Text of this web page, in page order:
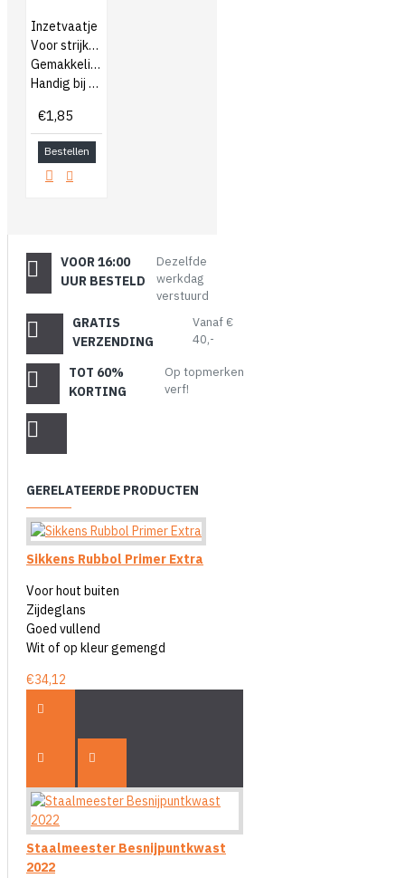
Inzetvaatje
Voor strijkblik 2,5 liter
Gemakkelijk te verwijderen
Handig bij meerdere kleuren
€1,85
Bestellen
VOOR 16:00
UUR BESTELD
Dezelfde
werkdag
verstuurd
GRATIS
VERZENDING
Vanaf €
40,-
TOT 60%
KORTING
Op topmerken
verf!
GERELATEERDE PRODUCTEN
Sikkens Rubbol Primer Extra
Voor hout buiten
Zijdeglans
Goed vullend
Wit of op kleur gemengd
€34,12
Staalmeester Besnijpuntkwast
2022